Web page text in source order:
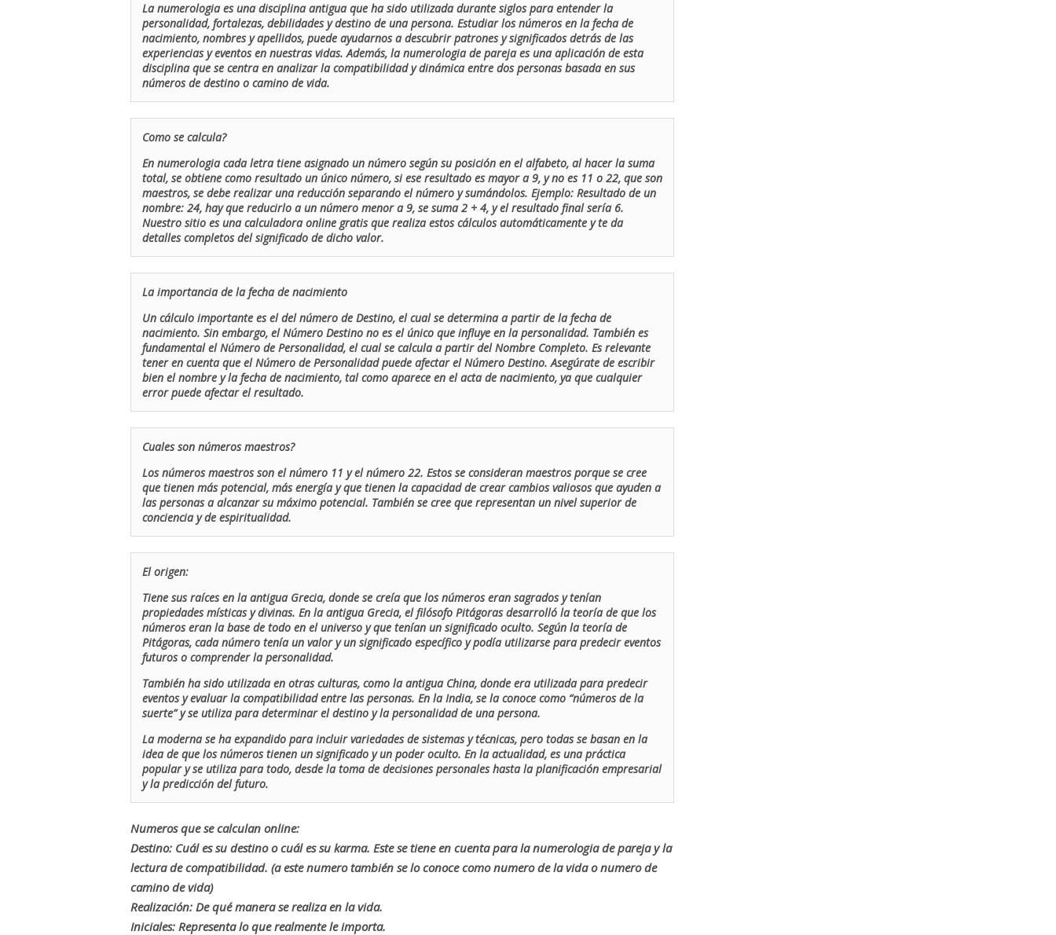
La numerologia es una disciplina antigua que ha sido utilizada durante siglos para entender la
personalidad, fortalezas, debilidades y destino de una persona. Estudiar los números en la fecha de
nacimiento, nombres y apellidos, puede ayudarnos a descubrir patrones y significados detrás de las
experiencias y eventos en nuestras vidas. Además, la numerologia de pareja es una aplicación de esta
disciplina que se centra en analizar la compatibilidad y dinámica entre dos personas basada en sus
números de destino o camino de vida.
Como se calcula?
En numerologia cada letra tiene asignado un número según su posición en el alfabeto, al hacer la suma
total, se obtiene como resultado un único número, si ese resultado es mayor a 9, y no es 11 o 22, que son
maestros, se debe realizar una reducción separando el número y sumándolos. Ejemplo: Resultado de un
nombre: 24, hay que reducirlo a un número menor a 9, se suma 2 + 4, y el resultado final sería 6.
Nuestro sitio es una calculadora online gratis que realiza estos cálculos automáticamente y te da
detalles completos del significado de dicho valor.
La importancia de la fecha de nacimiento
Un cálculo importante es el del número de Destino, el cual se determina a partir de la fecha de
nacimiento. Sin embargo, el Número Destino no es el único que influye en la personalidad. También es
fundamental el Número de Personalidad, el cual se calcula a partir del Nombre Completo. Es relevante
tener en cuenta que el Número de Personalidad puede afectar el Número Destino. Asegúrate de escribir
bien el nombre y la fecha de nacimiento, tal como aparece en el acta de nacimiento, ya que cualquier
error puede afectar el resultado.
Cuales son números maestros?
Los números maestros son el número 11 y el número 22. Estos se consideran maestros porque se cree
que tienen más potencial, más energía y que tienen la capacidad de crear cambios valiosos que ayuden a
las personas a alcanzar su máximo potencial. También se cree que representan un nivel superior de
conciencia y de espiritualidad.
El origen:
Tiene sus raíces en la antigua Grecia, donde se creía que los números eran sagrados y tenían
propiedades místicas y divinas. En la antigua Grecia, el filósofo Pitágoras desarrolló la teoría de que los
números eran la base de todo en el universo y que tenían un significado oculto. Según la teoría de
Pitágoras, cada número tenía un valor y un significado específico y podía utilizarse para predecir eventos
futuros o comprender la personalidad.
También ha sido utilizada en otras culturas, como la antigua China, donde era utilizada para predecir
eventos y evaluar la compatibilidad entre las personas. En la India, se la conoce como “números de la
suerte” y se utiliza para determinar el destino y la personalidad de una persona.
La moderna se ha expandido para incluir variedades de sistemas y técnicas, pero todas se basan en la
idea de que los números tienen un significado y un poder oculto. En la actualidad, es una práctica
popular y se utiliza para todo, desde la toma de decisiones personales hasta la planificación empresarial
y la predicción del futuro.
Numeros que se calculan online:
Destino: Cuál es su destino o cuál es su karma. Este se tiene en cuenta para la numerologia de pareja y la
lectura de compatibilidad. (a este numero también se lo conoce como numero de la vida o numero de
camino de vida)
Realización: De qué manera se realiza en la vida.
Iniciales: Representa lo que realmente le importa.